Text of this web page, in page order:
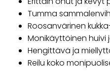
Tumma
Roosanvärinen
Monikäyttöinen huivi
Hengittävä ja
Reilu koko